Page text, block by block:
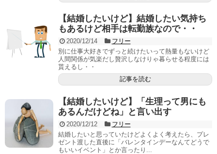
【結婚したいけど】結婚したい気持ち
もあるけど相手は転勤族なので・・
2020/12/14
フリー
別に仕事大好きでずっと続けたいって熱量もないけど
人間関係が気楽だし贅沢しなけりゃ暮らせる程度には
貰えるし・・
記事を読む
【結婚したいけど】「生理って男にも
あるんだけどね」と言い出す
2020/12/12
フリー
結婚したいと思っていたけどよくよく考えたら、プレ
ゼント渡した直後に「バレンタインデーなんてどうで
もいいイベント」とか言ったり...